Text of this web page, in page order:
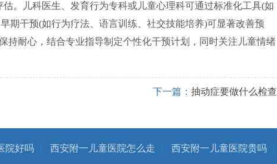
。儿科医生、发育行为专科或儿童心理科可通过标准化工具(如
期干预(如行为疗法、语言训练、社交技能培养)可显著改善预
持耐心，结合专业指导制定个性化干预计划，同时关注儿童情绪
下一篇： 抽动症要做什么检查
院好吗 | 西安附一儿童医院怎么走 | 西安附一儿童医院贵吗 |